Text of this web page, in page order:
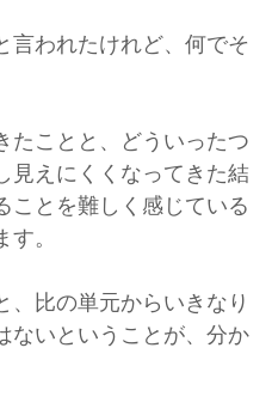
われたけれど、何でそ
たことと、どういったつ
見えにくくなってきた結
ことを難しく感じている
。
、比の単元からいきなり
ないということが、分か